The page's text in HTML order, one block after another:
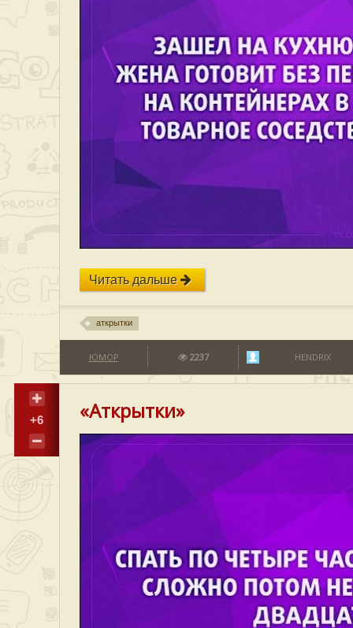
Читать дальше
аткрытки
ЮМОР 2237 HENDRIX
+6 «Аткрытки»